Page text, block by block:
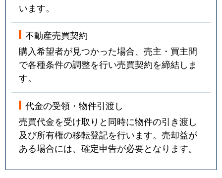
います。
不動産売買契約
購入希望者が見つかった場合、売主・買主間
で各種条件の調整を行い売買契約を締結しま
す。
代金の受領・物件引渡し
売買代金を受け取りと同時に物件の引き渡し
及び所有権の移転登記を行います。売却益が
ある場合には、確定申告が必要となります。